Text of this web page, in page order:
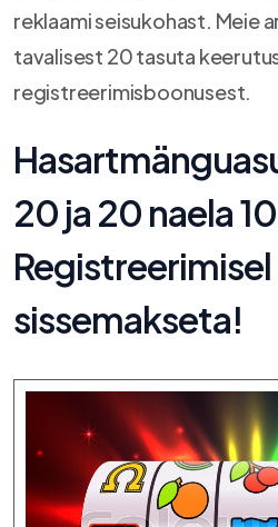
reklaami seisukohast. Meie
tavalisest 20 tasuta
registreerimisboonusest.
20 ja 20 naela
Registreerimisel
sissemakseta!